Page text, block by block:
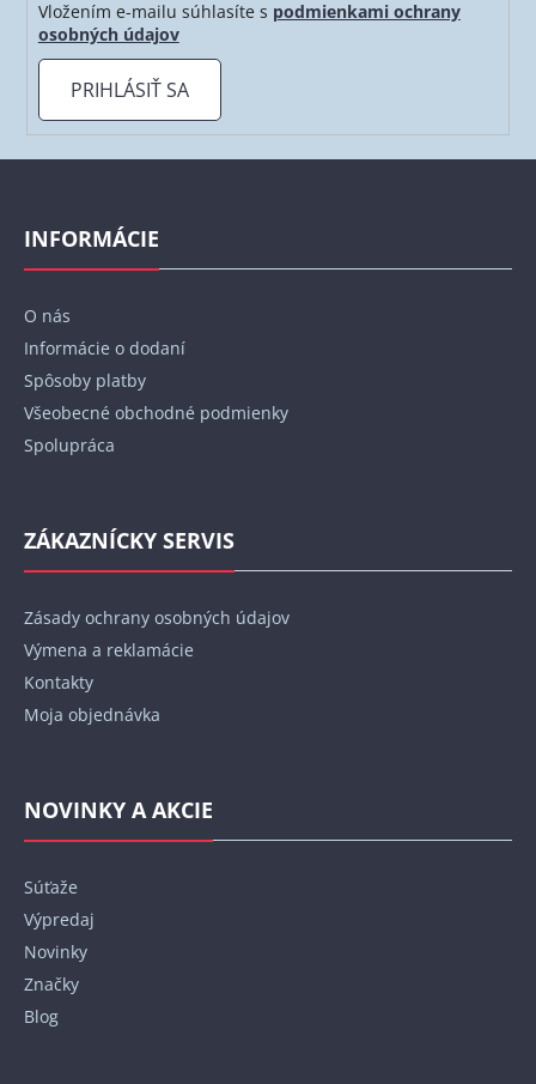
Vložením e-mailu súhlasíte s podmienkami ochrany
osobných údajov
PRIHLÁSIŤ SA
Z
INFORMÁCIE
O nás
Informácie o dodaní
Spôsoby platby
Všeobecné obchodné podmienky
Spolupráca
ZÁKAZNÍCKY SERVIS
Zásady ochrany osobných údajov
Výmena a reklamácie
Kontakty
Moja objednávka
NOVINKY A AKCIE
Súťaže
Výpredaj
Novinky
Značky
Blog